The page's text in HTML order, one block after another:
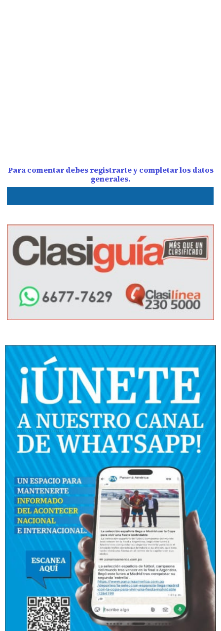
Para comentar debes registrarte y completar los datos
generales.